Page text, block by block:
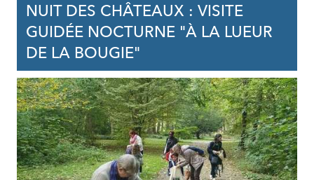
NUIT DES CHÂTEAUX : VISITE
GUIDÉE NOCTURNE "À LA LUEUR
DE LA BOUGIE"